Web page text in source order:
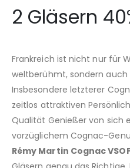
2 Gläsern
Frankreich ist nicht nur für
weltberühmt, sondern
Insbesondere letzterer
zeitlos attraktiven
Qualität Genießer von sich
vorzüglichem Cognac-
Rémy Martin Cognac